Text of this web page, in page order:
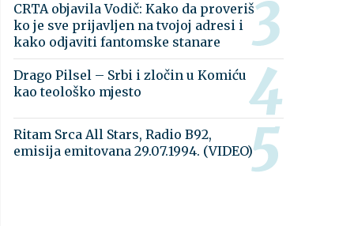
CRTA objavila Vodič: Kako da proveriš
ko je sve prijavljen na tvojoj adresi i
kako odjaviti fantomske stanare
Drago Pilsel – Srbi i zločin u Komiću
kao teološko mjesto
Ritam Srca All Stars, Radio B92,
emisija emitovana 29.07.1994. (VIDEO)